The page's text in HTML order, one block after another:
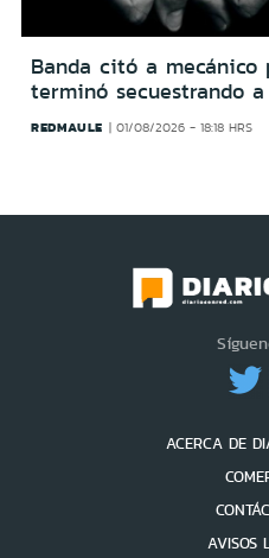
Banda citó a
terminó secuestrando
REDMAULE 01/08/2026 - 18:18 HRS
ACERCA DE
AVISOS